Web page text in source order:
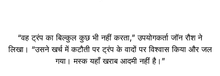
“वह ट्रंप का बिल्कुल कुछ भी नहीं करता,” उपयोगकर्ता जॉन रौश ने
लिखा। “उसने खर्च में कटौती पर ट्रंप के वादों पर विश्वास किया और जल
गया। मस्क यहाँ खराब आदमी नहीं है।”